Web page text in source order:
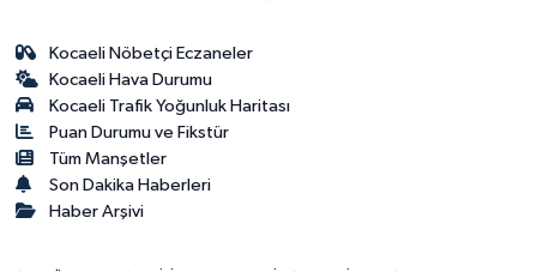
Kocaeli Nöbetçi Eczaneler
Kocaeli Hava Durumu
Kocaeli Trafik Yoğunluk Haritası
Puan Durumu ve Fikstür
Tüm Manşetler
Son Dakika Haberleri
Haber Arşivi